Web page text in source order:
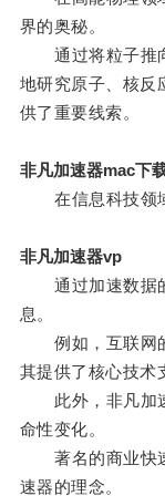
界的奥秘。
通过将粒子推向
地研究原子、核反
供了重要线索。
非凡加速器mac下
在信息科技领域
非凡加速器vp
通过加速数据的
息。
例如，互联网的
其提供了核心技术
此外，非凡加速
命性变化。
著名的商业快
速器的理念。